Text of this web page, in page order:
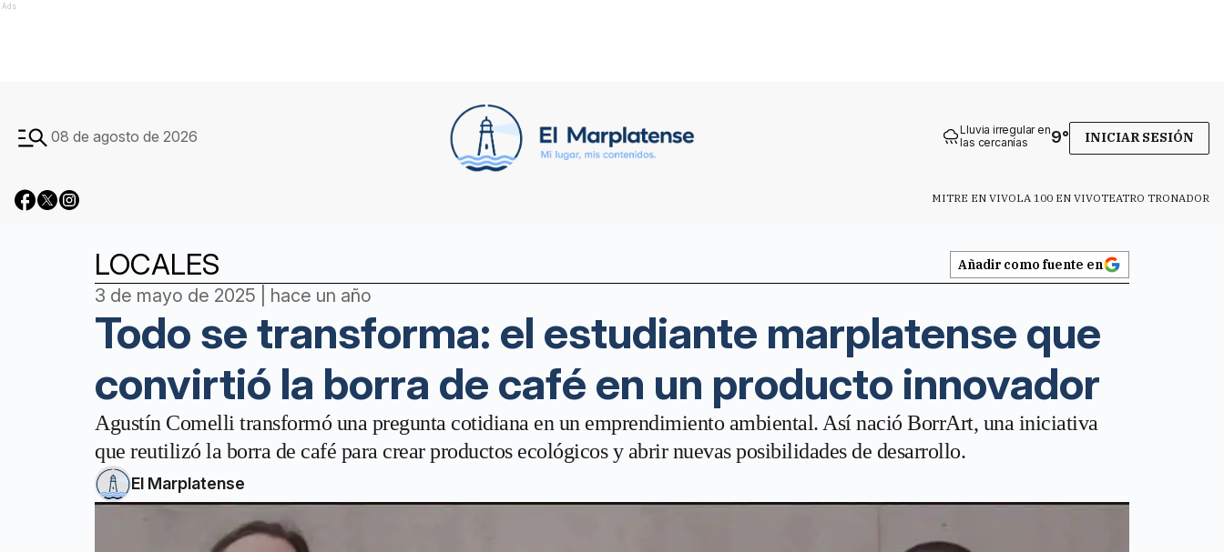
Ads
08 de agosto de 2026
Lluvia irregular en
las cercanías
9° INICIAR SESIÓN
MITRE EN VIVOLA 100 EN VIVOTEATRO TRONADOR
LOCALES Añadir como fuente en
3 de mayo de 2025 | hace un año
Todo se transforma: el estudiante marplatense que
convirtió la borra de café en un producto innovador
Agustín Comelli transformó una pregunta cotidiana en un emprendimiento ambiental. Así nació BorrArt, una iniciativa
que reutilizó la borra de café para crear productos ecológicos y abrir nuevas posibilidades de desarrollo.
El Marplatense